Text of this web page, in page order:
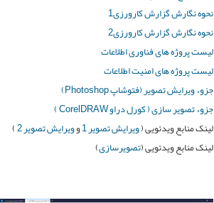
نحوه نگارش گزارش کارورزی1
نحوه نگارش گزارش کارورزی2
لیست پروژه های فناوری اطلاعات
لیست پروژه های امنیت اطلاعات
جزوء ویرایش تصویر (فتوشاپ Photoshop)
جزوء تصویر سازی ( کورل دراو CorelDRAW )
لینک منابع ویدئویی (ویرایش تصویر 1 وویرایش تصویر 2 )
لینک منابع ویدئویی (تصویرسازی)